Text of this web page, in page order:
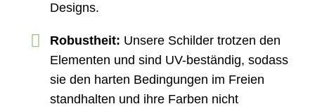
Designs.
Robustheit: Unsere Schilder trotzen den
Elementen und sind UV-beständig, sodass
sie den harten Bedingungen im Freien
standhalten und ihre Farben nicht